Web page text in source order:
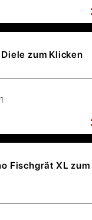
zum Klicken
Fischgrät XL